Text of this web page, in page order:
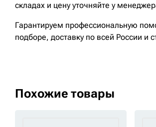
складах и цену уточняйте у
Гарантируем профессиональную
подборе, доставку по всей России и
Похожие товары